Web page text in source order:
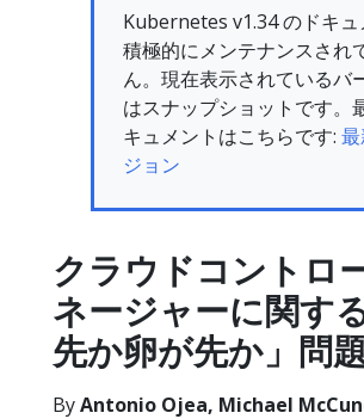
Kubernetes v1.34 のドキュ
積極的にメンテナンスされ
ん。現在表示されているバ
はスナップショットです。
キュメントはこちらです:
ジョン
クラウドコントロ
ネージャーに関す
先か卵が先か」問
ByAntonio Ojea, Michael